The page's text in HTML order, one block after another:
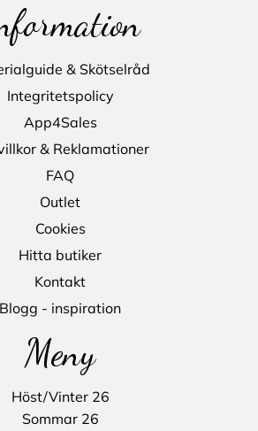
& Skötselråd
Integritetspolicy
App4Sales
& Reklamationer
FAQ
Outlet
Cookies
Hitta butiker
Kontakt
Blogg - inspiration
Meny
Höst/Vinter 26
Sommar 26